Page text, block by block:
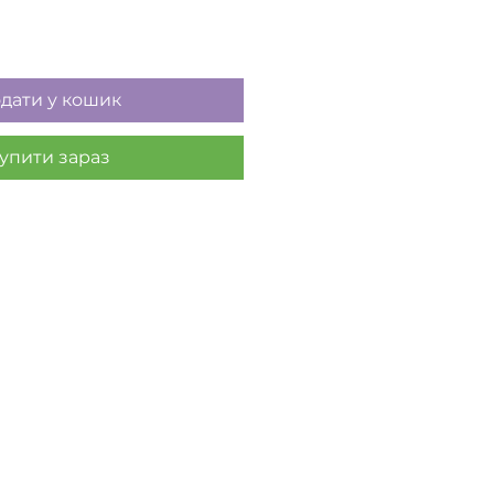
у кошик
зараз